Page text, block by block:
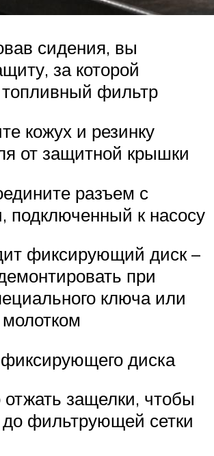
сидения, вы
за которой
топливный фильтр
кожух и резинку
от защитной крышки
разъем с
подключенный к насосу
фиксирующий диск –
при
ключа или
молотком
диска
защелки, чтобы
до фильтрующей сетки